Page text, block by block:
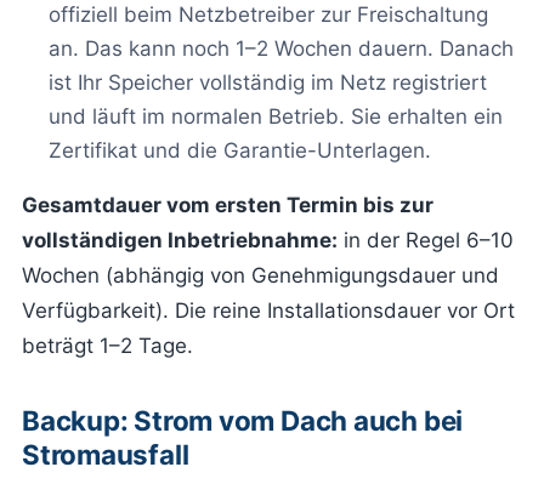
offiziell beim Netzbetreiber zur Freischaltung
an. Das kann noch 1–2 Wochen dauern. Danach
ist Ihr Speicher vollständig im Netz registriert
und läuft im normalen Betrieb. Sie erhalten ein
Zertifikat und die Garantie-Unterlagen.
Gesamtdauer vom ersten Termin bis zur
vollständigen Inbetriebnahme: in der Regel 6–10
Wochen (abhängig von Genehmigungsdauer und
Verfügbarkeit). Die reine Installationsdauer vor Ort
beträgt 1–2 Tage.
Backup: Strom vom Dach auch bei
Stromausfall